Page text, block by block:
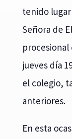
tenido
Señora de
procesional
jueves día
el colegio,
anteriores.
En esta